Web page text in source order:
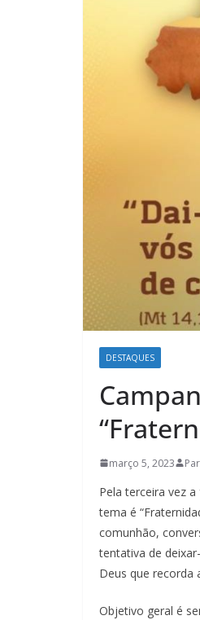
DESTAQUES
março 5, 2023
Pela terceira vez
tema é
comunhão,
tentativa de
Deus que recorda
Objetivo geral é